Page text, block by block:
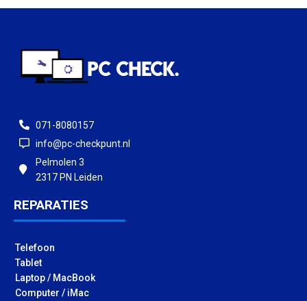
071-8080157
info@pc-checkpunt.nl
Pelmolen 3
2317 PN Leiden
REPARATIES
Telefoon
Tablet
Laptop / MacBook
Computer / iMac